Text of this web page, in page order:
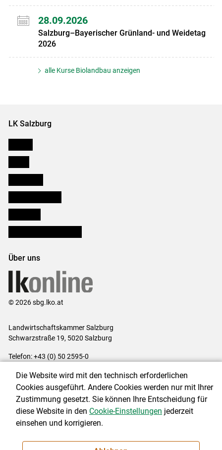
28.09.2026
Salzburg–Bayerischer Grünland- und Weidetag
2026
alle Kurse Biolandbau anzeigen
LK Salzburg
Über uns
© 2026 sbg.lko.at
Landwirtschaftskammer Salzburg
Schwarzstraße 19, 5020 Salzburg
Telefon: +43 (0) 50 2595-0
Impressum|Kontakt|Datenschutzerklärung|Barrierefreiheit|
Cookie-Einstellungen
NEWSLETTER
Die Website wird mit den technisch erforderlichen
Cookies ausgeführt. Andere Cookies werden nur mit Ihrer
Zustimmung gesetzt. Sie können Ihre Entscheidung für
diese Website in den Cookie-Einstellungen jederzeit
einsehen und korrigieren.